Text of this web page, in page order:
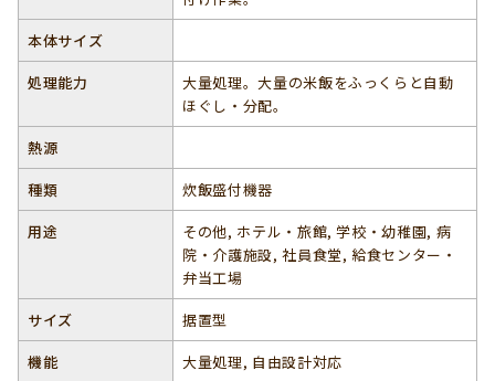
本体サイズ
処理能力
大量処理。大量の米飯をふっくらと自動
ほぐし・分配。
熱源
種類
炊飯盛付機器
用途
その他, ホテル・旅館, 学校・幼稚園, 病
院・介護施設, 社員食堂, 給食センター・
弁当工場
サイズ
据置型
機能
大量処理, 自由設計対応